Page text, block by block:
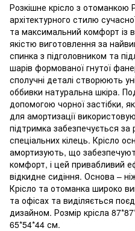
Розкішне крісло з отоманкою
архітектурного стилю
та максимальний комфорт із
якістю виготовлення за
спинка з підголовником та
шарів формованої гнутої
сполучні деталі створюють
оббивки натуральна шкіра.
допомогою чорної застібки,
для амортизації
підтримка забезпечується за
спеціальних кілець. Крісло
амортизують, що
комфорт, і цей привабливий
відкидне сидіння. Основа –
Крісло та отоманка широко
та офісах та виділяється
дизайном. Розмір крісла
65*54*44 см.